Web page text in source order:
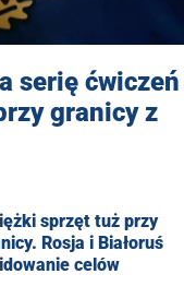
serię ćwiczeń
granicy z
sprzęt tuż przy
Rosja i Białoruś
celów